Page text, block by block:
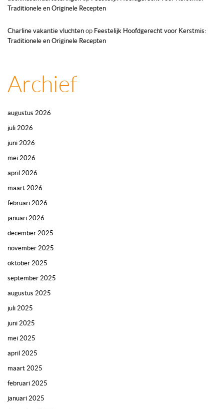
Traditionele en Originele Recepten
Charline vakantie vluchten op Feestelijk Hoofdgerecht voor Kerstmis:
Traditionele en Originele Recepten
Archief
augustus 2026
juli 2026
juni 2026
mei 2026
april 2026
maart 2026
februari 2026
januari 2026
december 2025
november 2025
oktober 2025
september 2025
augustus 2025
juli 2025
juni 2025
mei 2025
april 2025
maart 2025
februari 2025
januari 2025